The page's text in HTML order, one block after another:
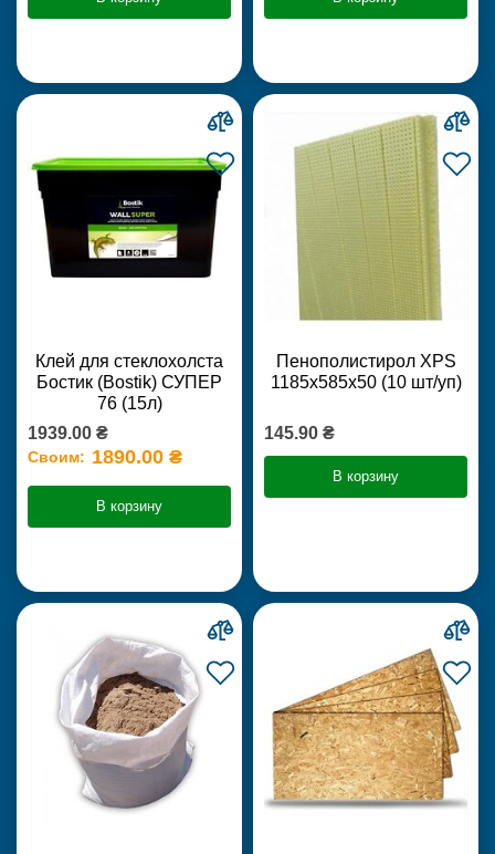
Клей для стеклохолста
Бостик (Bostik) СУПЕР
76 (15л)
1939.00 ₴
Своим: 1890.00 ₴
В корзину
Пенополистирол XPS
1185х585х50 (10 шт/уп)
145.90 ₴
В корзину